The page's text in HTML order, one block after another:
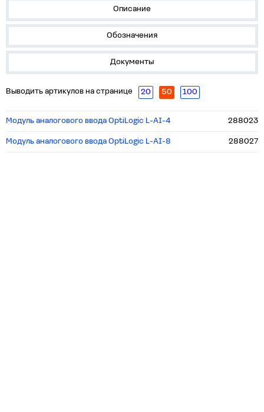
Описание
Обозначения
Документы
Выводить артикулов на странице 20 50 100
Модуль аналогового ввода OptiLogic L-AI-4 288023
Модуль аналогового ввода OptiLogic L-AI-8 288027